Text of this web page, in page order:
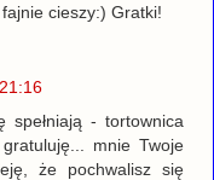
cieszy:) Gratki!
spełniają - tortownica
mnie Twoje
że pochwalisz się